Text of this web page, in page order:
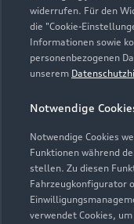
widerrufen. Für den
die "Cookie-
Informationen sowie
personenbezogenen
unserem
Notwendige
Notwendige Cookies
Funktionen während
stellen. Zu diesen
Fahrzeugkonfigurator
verwendet Cookies,
Geöffnet bis
Montag -